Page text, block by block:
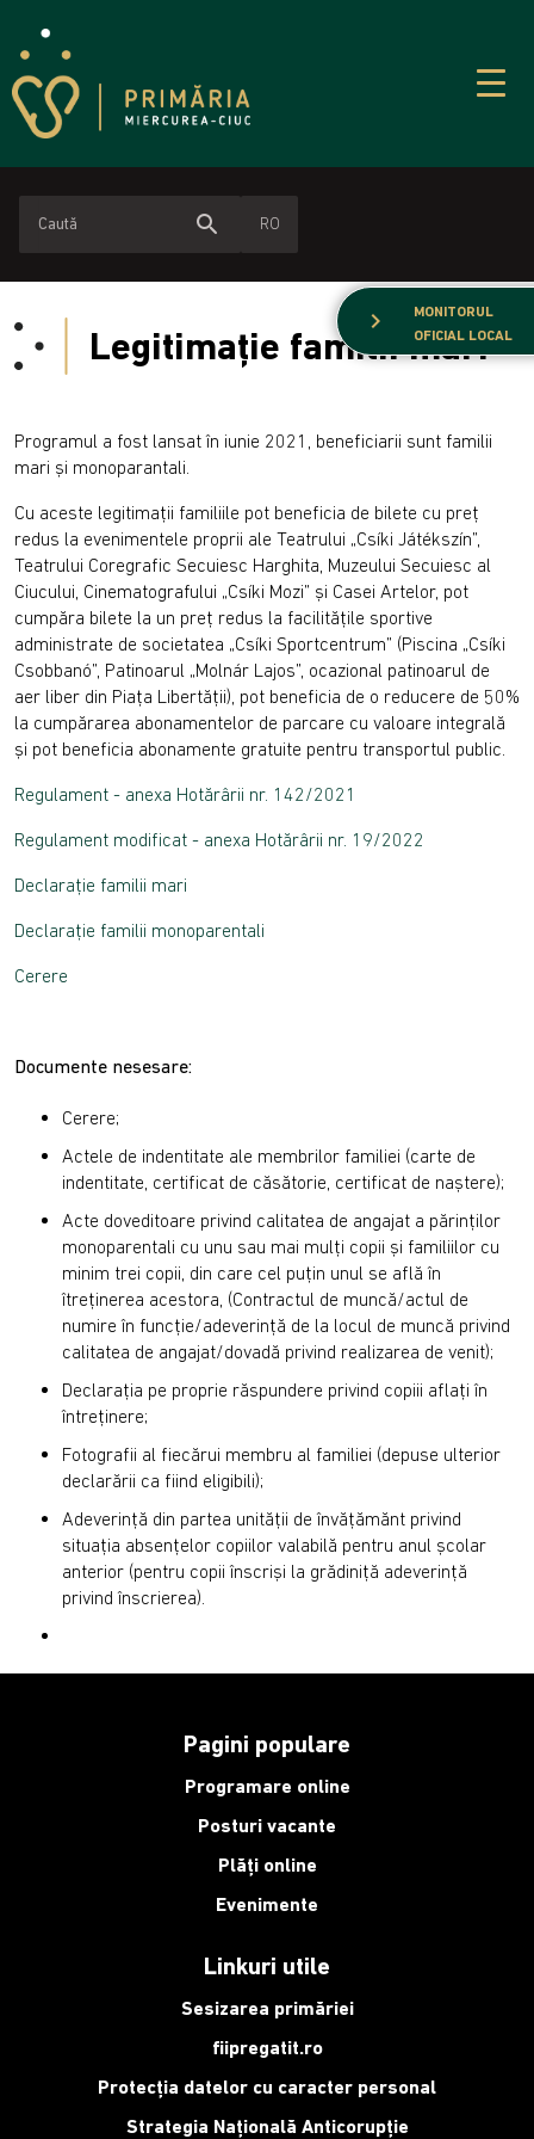
search RO
chevron_right
MONITORUL
OFICIAL LOCAL
Legitimație familii mari
Programul a fost lansat în iunie 2021, beneficiarii sunt familii
mari și monoparantali.
Cu aceste legitimații familiile pot beneficia de bilete cu preț
redus la evenimentele proprii ale Teatrului „Csíki Játékszín”,
Teatrului Coregrafic Secuiesc Harghita, Muzeului Secuiesc al
Ciucului, Cinematografului „Csíki Mozi” și Casei Artelor, pot
cumpăra bilete la un preț redus la facilitățile sportive
administrate de societatea „Csíki Sportcentrum” (Piscina „Csíki
Csobbanó”, Patinoarul „Molnár Lajos”, ocazional patinoarul de
aer liber din Piața Libertății), pot beneficia de o reducere de 50%
la cumpărarea abonamentelor de parcare cu valoare integrală
și pot beneficia abonamente gratuite pentru transportul public.
Regulament - anexa Hotărârii nr. 142/2021
Regulament modificat - anexa Hotărârii nr. 19/2022
Declarație familii mari
Declarație familii monoparentali
Cerere
Documente nesesare:
Cerere;
Actele de indentitate ale membrilor familiei (carte de
indentitate, certificat de căsătorie, certificat de naştere);
Acte doveditoare privind calitatea de angajat a părinţilor
monoparentali cu unu sau mai mulți copii și familiilor cu
minim trei copii, din care cel puțin unul se află în
îtreținerea acestora, (Contractul de muncă/actul de
numire în funcţie/adeverinţă de la locul de muncă privind
calitatea de angajat/dovadă privind realizarea de venit);
Declaraţia pe proprie răspundere privind copiii aflaţi în
întreţinere;
Fotografii al fiecărui membru al familiei (depuse ulterior
declarării ca fiind eligibili);
Adeverinţă din partea unităţii de învăţămănt privind
situaţia absenţelor copiilor valabilă pentru anul şcolar
anterior (pentru copii înscrişi la grădiniţă adeverinţă
privind înscrierea).
Pagini populare
Programare online
Posturi vacante
Plăți online
Evenimente
Linkuri utile
Sesizarea primăriei
fiipregatit.ro
Protecția datelor cu caracter personal
Strategia Națională Anticorupție